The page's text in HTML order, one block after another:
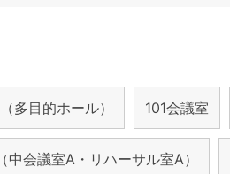
多目的ホール） 101会議室
中会議室A・リハーサル室A）